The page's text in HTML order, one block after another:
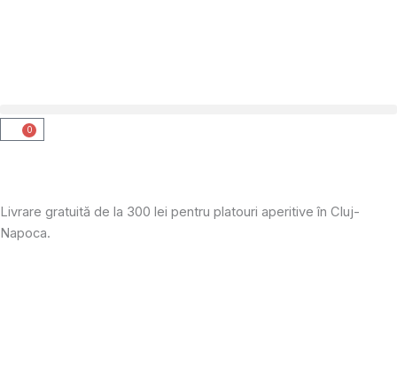
0
Cart
Livrare gratuită de la 300 lei pentru platouri aperitive în Cluj-
Napoca.